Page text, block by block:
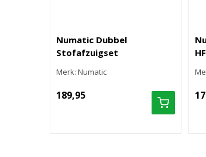
Numatic Dubbel
Stofafzuigset
Merk: Numatic
189,95